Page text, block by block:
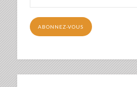
mail
ABONNEZ-VOUS